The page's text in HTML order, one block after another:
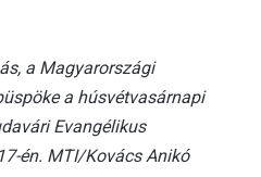
a Magyarországi
a húsvétvasárnapi
Evangélikus
én. MTI/Kovács Anikó